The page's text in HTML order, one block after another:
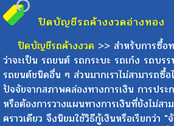
ปิดบัญชีรถค้างงวดอ่างทอง
ปิดบัญชีรถค้างงวด >> สำหรับการซื้อ
ว่าจะเป็น รถยนต์ รถกระบะ รถเก๋ง รถบร
รถยนต์ชนิดอื่น ๆ ส่วนมากเราไม่สามารถซื้อ
ปัจจัยจากสภาพคล่องทางการเงิน การปร
หรือต้องการวางแผนทางการเงินที่ยังไม่สา
คราวเดียว จึงนิยมใช้วิธีกู้เงินหรือเรียกว่า